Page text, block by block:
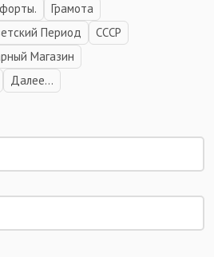
Грамота
Период
СССР
Магазин
Далее...